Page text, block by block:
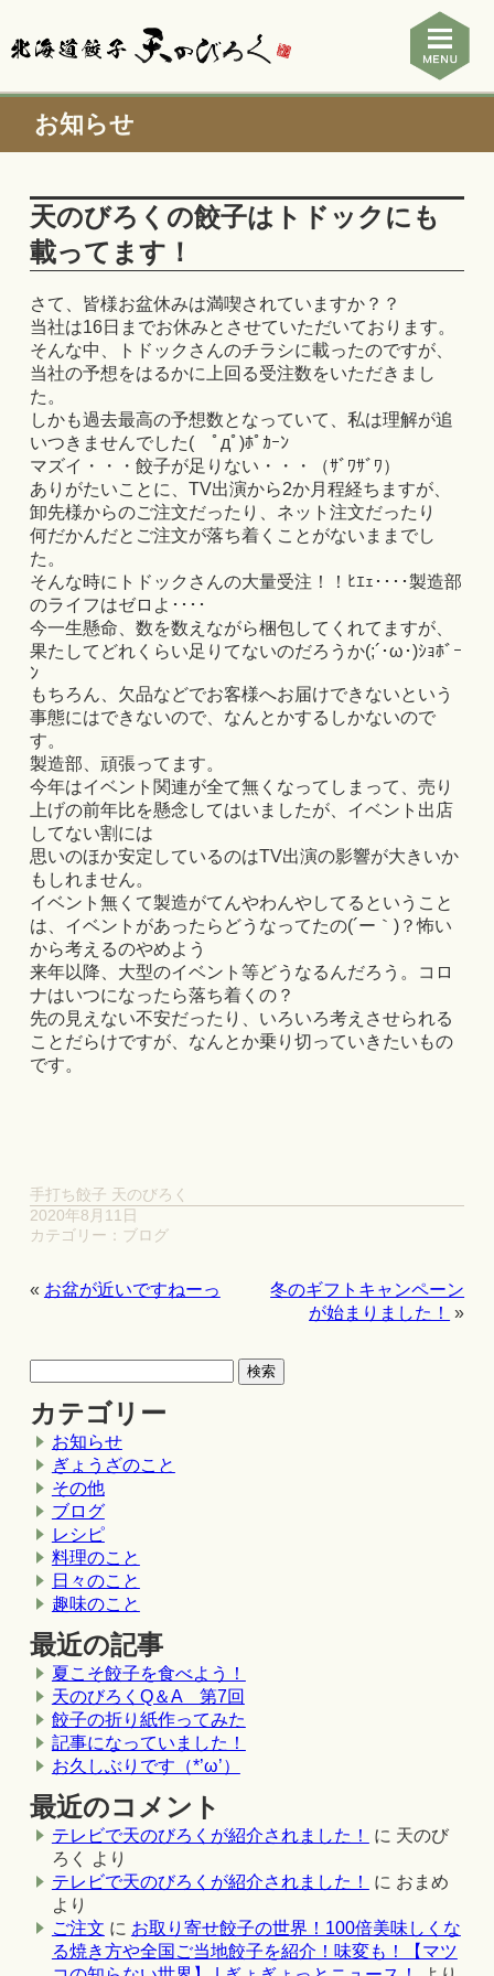
お知らせ
天のびろくの餃子はトドックにも
載ってます！
さて、皆様お盆休みは満喫されていますか？？
当社は16日までお休みとさせていただいております。
そんな中、トドックさんのチラシに載ったのですが、
当社の予想をはるかに上回る受注数をいただきまし
た。
しかも過去最高の予想数となっていて、私は理解が追
いつきませんでした( ﾟдﾟ)ﾎﾟｶｰﾝ
マズイ・・・餃子が足りない・・・（ｻﾞﾜｻﾞﾜ）
ありがたいことに、TV出演から2か月程経ちますが、
卸先様からのご注文だったり、ネット注文だったり
何だかんだとご注文が落ち着くことがないままでし
た。
そんな時にトドックさんの大量受注！！ﾋｴｪ････製造部
のライフはゼロよ････
今一生懸命、数を数えながら梱包してくれてますが、
果たしてどれくらい足りてないのだろうか(;´･ω･)ｼｮﾎﾞｰ
ﾝ
もちろん、欠品などでお客様へお届けできないという
事態にはできないので、なんとかするしかないので
す。
製造部、頑張ってます。
今年はイベント関連が全て無くなってしまって、売り
上げの前年比を懸念してはいましたが、イベント出店
してない割には
思いのほか安定しているのはTV出演の影響が大きいか
もしれません。
イベント無くて製造がてんやわんやしてるということ
は、イベントがあったらどうなってたの(´ー｀)？怖い
から考えるのやめよう
来年以降、大型のイベント等どうなるんだろう。コロ
ナはいつになったら落ち着くの？
先の見えない不安だったり、いろいろ考えさせられる
ことだらけですが、なんとか乗り切っていきたいもの
です。
手打ち餃子 天のびろく
2020年8月11日
カテゴリー： ブログ
« お盆が近いですねーっ
冬のギフトキャンペーン
が始まりました！
»
カテゴリー
お知らせ
ぎょうざのこと
その他
ブログ
レシピ
料理のこと
日々のこと
趣味のこと
最近の記事
夏こそ餃子を食べよう！
天のびろくQ＆A 第7回
餃子の折り紙作ってみた
記事になっていました！
お久しぶりです（*’ω’）
最近のコメント
テレビで天のびろくが紹介されました！ に 天のび
ろく
より
テレビで天のびろくが紹介されました！
に おまめ
より
ご注文 に お取り寄せ餃子の世界！100倍美味しくな
る焼き方や全国ご当地餃子を紹介！味変も！【マツ